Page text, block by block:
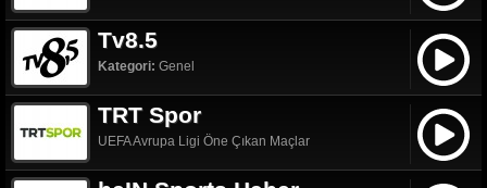
Tv8.5
Kategori: Genel
TRT Spor
UEFA Avrupa Ligi Öne Çıkan Maçlar